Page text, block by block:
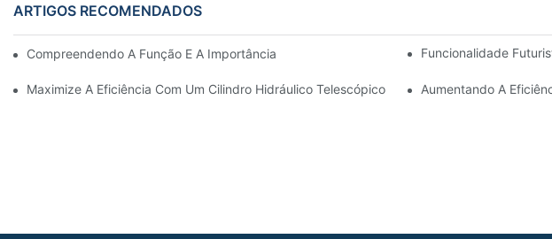
ARTIGOS RECOMENDADOS
Compreendendo A Função E A Importância Dos Cilindros Hidráulicos De Barra De Direção
Funcionalidade
Maximize A Eficiência Com Um Cilindro Hidráulico Telescópico Para Seu Caminhão
Aumentando A